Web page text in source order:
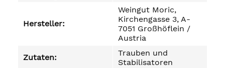
Hersteller:
Weingut Moric,
Kirchengasse 3, A-
7051 Großhöflein /
Austria
Zutaten:
Trauben und
Stabilisatoren